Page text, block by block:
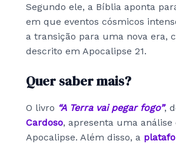
Segundo ele, a Bíblia aponta
em que eventos cósmicos
a transição para uma nova era,
descrito em Apocalipse 21.
Quer saber mais?
O livro “A Terra vai pegar fogo”,
Cardoso, apresenta uma análise
Apocalipse. Além disso, a